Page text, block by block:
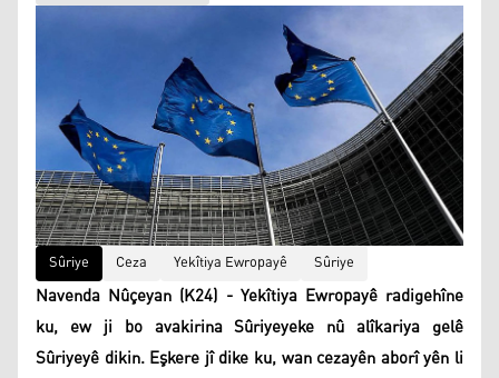
Sûriye Ceza Yekîtiya Ewropayê Sûriye
Navenda Nûçeyan (K24) - Yekîtiya Ewropayê radigehîne
ku, ew ji bo avakirina Sûriyeyeke nû alîkariya gelê
Sûriyeyê dikin. Eşkere jî dike ku, wan cezayên aborî yên li